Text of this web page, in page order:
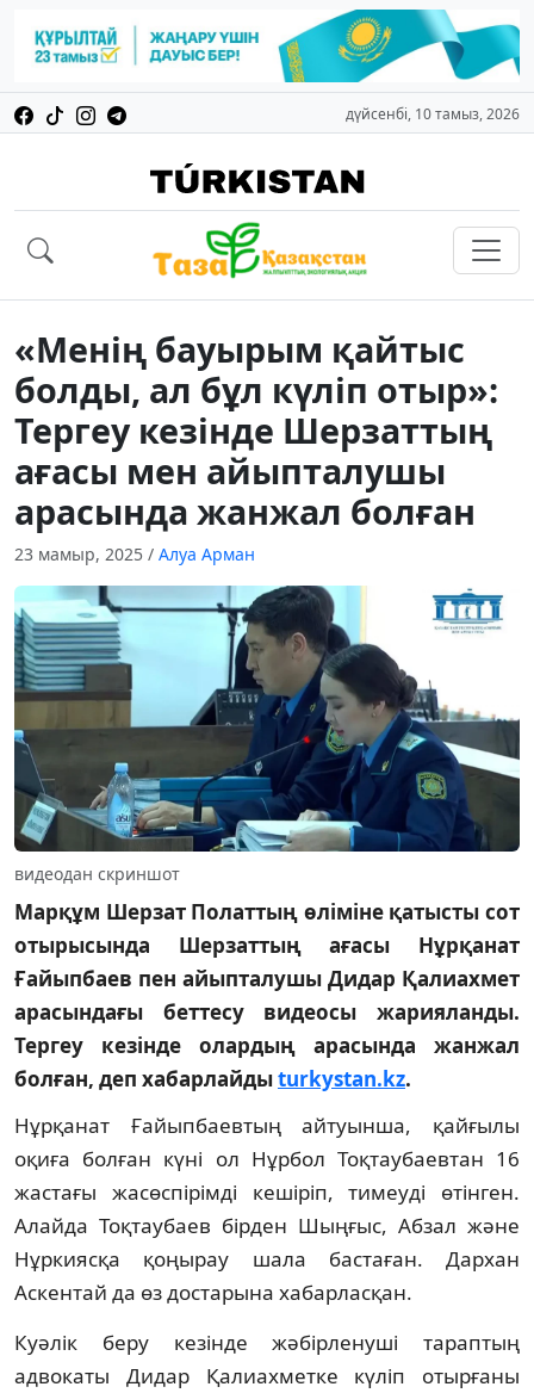
дүйсенбі, 10 тамыз, 2026
«Менің бауырым қайтыс
болды, ал бұл күліп отыр»:
Тергеу кезінде Шерзаттың
ағасы мен айыпталушы
арасында жанжал болған
23 мамыр, 2025 / Алуа Арман
видеодан скриншот
Марқұм Шерзат Полаттың өліміне қатысты сот
отырысында Шерзаттың ағасы Нұрқанат
Ғайыпбаев пен айыпталушы Дидар Қалиахмет
арасындағы беттесу видеосы жарияланды.
Тергеу кезінде олардың арасында жанжал
болған, деп хабарлайдыturkystan.kz.
Нұрқанат Ғайыпбаевтың айтуынша, қайғылы
оқиға болған күні ол Нұрбол Тоқтаубаевтан 16
жастағы жасөспірімді кешіріп, тимеуді өтінген.
Алайда Тоқтаубаев бірден Шыңғыс, Абзал және
Нұркиясқа қоңырау шала бастаған. Дархан
Аскентай да өз достарына хабарласқан.
Куәлік беру кезінде жәбірленуші тараптың
адвокаты Дидар Қалиахметке күліп отырғаны